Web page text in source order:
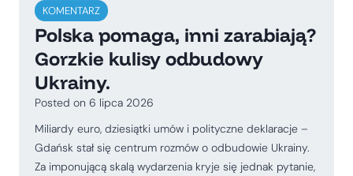
KOMENTARZ
Polska pomaga, inni zarabiają?
Gorzkie kulisy odbudowy
Ukrainy.
Posted on 6 lipca 2026
Miliardy euro, dziesiątki umów i polityczne deklaracje –
Gdańsk stał się centrum rozmów o odbudowie Ukrainy.
Za imponującą skalą wydarzenia kryje się jednak pytanie,